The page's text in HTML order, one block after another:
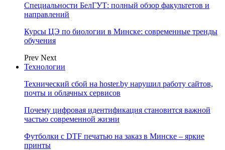
Специальности БелГУТ: полный обзор факультетов и
направлений
Курсы ЦЭ по биологии в Минске: современные тренды
обучения
Prev Next
Технологии
Технический сбой на hoster.by нарушил работу сайтов,
почты и облачных сервисов
Почему цифровая идентификация становится важной
частью современной жизни
Футболки с DTF печатью на заказ в Минске – яркие
принты